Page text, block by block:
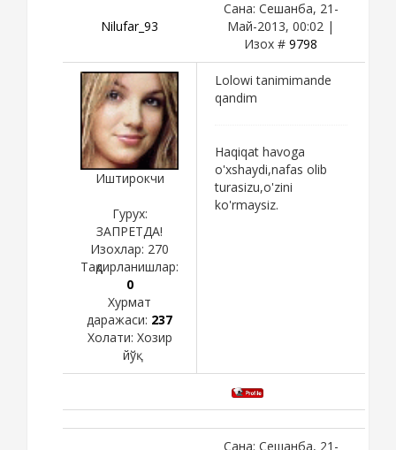
Nilufar_93
Сана: Сешанба, 21-
Май-2013, 00:02 |
Изох # 9798
Иштирокчи
Гурух:
ЗАПРЕТДА!
Изохлар: 270
Тақдирланишлар:
0
Хурмат
даражаси: 237
Холати: Хозир
йўқ
Lolowi tanimimande
qandim
Haqiqat havoga
o'xshaydi,nafas olib
turasizu,o'zini
ko'rmaysiz.
Сана: Сешанба, 21-